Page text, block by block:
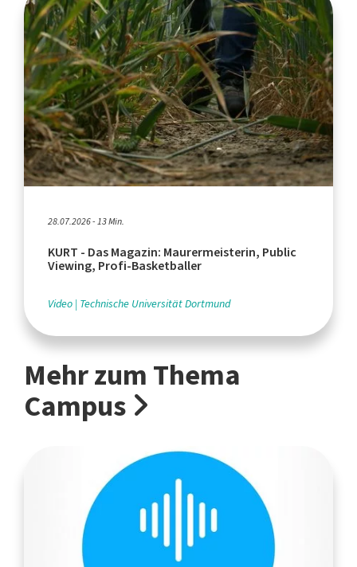
28.07.2026 - 13 Min.
KURT - Das Magazin: Maurermeisterin, Public
Viewing, Profi-Basketballer
Video Technische Universität Dortmund
Mehr zum Thema
Campus